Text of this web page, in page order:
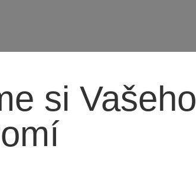
dětí i dospělých, ideální pro kluky
si Vašeho